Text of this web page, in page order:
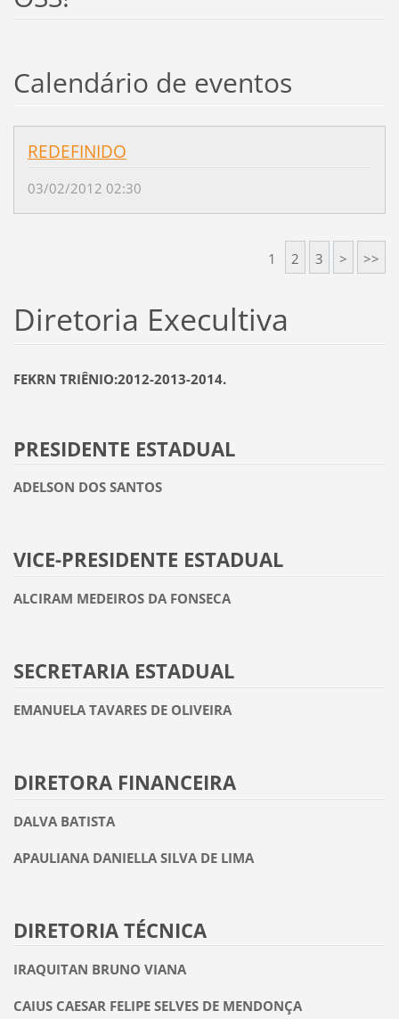
Calendário de eventos
REDEFINIDO
03/02/2012 02:30
1 2 3 > >>
Diretoria Execultiva
FEKRN TRIÊNIO:2012-2013-2014.
PRESIDENTE ESTADUAL
ADELSON DOS SANTOS
VICE-PRESIDENTE ESTADUAL
ALCIRAM MEDEIROS DA FONSECA
SECRETARIA ESTADUAL
EMANUELA TAVARES DE OLIVEIRA
DIRETORA FINANCEIRA
DALVA BATISTA
APAULIANA DANIELLA SILVA DE LIMA
DIRETORIA TÉCNICA
IRAQUITAN BRUNO VIANA
CAIUS CAESAR FELIPE SELVES DE MENDONÇA